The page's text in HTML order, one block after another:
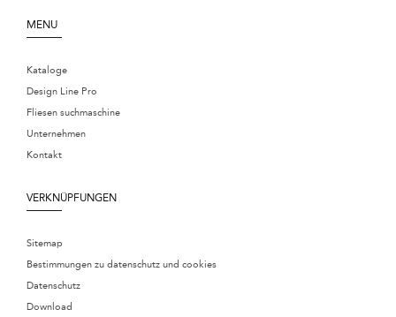
MENU
Kataloge
Design Line Pro
Fliesen suchmaschine
Unternehmen
Kontakt
VERKNÜPFUNGEN
Sitemap
Bestimmungen zu datenschutz und cookies
Datenschutz
Download